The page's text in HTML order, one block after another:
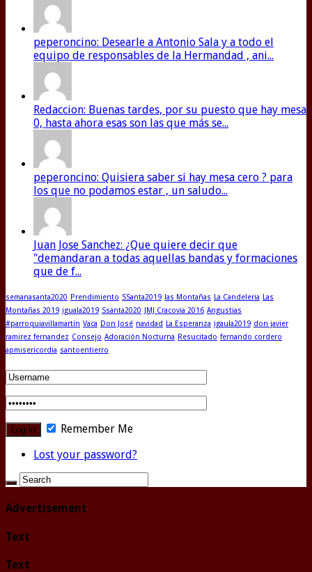
peperoncino: Desearle a Antonio Sala y a todo el
equipo de responsables de la Hermandad , ani...
Redaccion: Buenas tardes, por su puesto que hay mesa
0, hasta ahora esas son las que más se...
peperoncino: Quisiera saber si hay mesa cero ? para
los que no podamos estar , un saludo...
Juan Jose Sanchez: ¿Que quiere decir que
"demandaran a todas aquellas bandas y formaciones
que de f...
semanasanta2020 Prendimiento SSanta2019 las Montañas La Candeleria Las
Montañas 2019 iguala2019 Ssanta2020 JMJ Cracovia 2016 Angustias
#parroquiavillamartín Vaca Don José navidad La Esperanza igaula2019 don javier
ramirez fernandez Consejo Adoración Nocturna Resucitado fernando cordero
apmisericordia santoentierro
Remember Me
Lost your password?
Advertisement
Text
Text